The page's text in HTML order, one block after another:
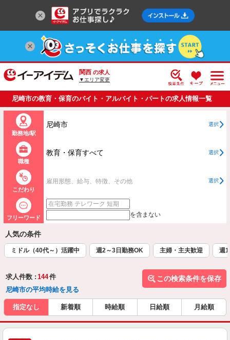
関西 の求人
▼エリア変更
尼崎市の教育・保育のバイト・アルバイト・パートの求人情報一覧
勤務地/駅
尼崎市 選択
職種
教育・保育すべて 選択
こだわり
雇用形態、給与、特徴、その他 選択
フリーワード を含まない
人気の条件
ミドル（40代～）活躍中 週2～3日勤務OK 主婦・主夫歓迎 週
求人件数 : 144件
尼崎市の平均時給を見る
この検索条件を保存
指定なし 新着順 時給順 日給順 月給順